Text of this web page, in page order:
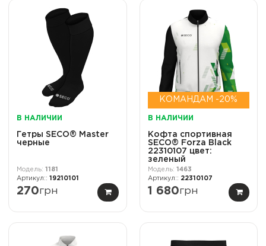
В НАЛИЧИИ
Гетры SECO® Master
черные
1181
19210101
270грн
КОМАНДАМ -20%
В НАЛИЧИИ
Кофта спортивная
SECO® Forza Black
22310107 цвет:
зеленый
1463
22310107
1 680грн